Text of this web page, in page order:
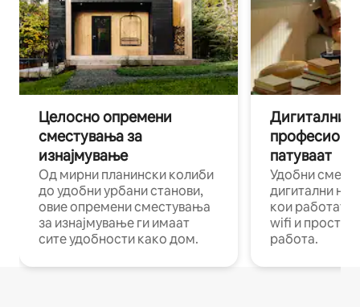
Целосно опремени
сместувања за
изнајмување
Од мирни планински колиби
до удобни урбани станови,
овие опремени сместувања
за изнајмување ги имаат
сите удобности како дом.
Дигитални
патуваат
Удобни
дигитални
кои работат
wifi и
работа.